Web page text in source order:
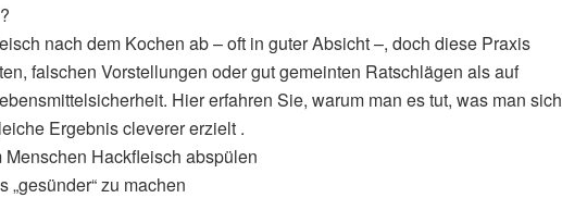
nach dem Kochen ab – oft in guter Absicht –, doch diese Praxis
falschen Vorstellungen oder gut gemeinten Ratschlägen als auf
Hier erfahren Sie, warum man es tut, was man sich
Ergebnis cleverer erzielt .
Hackfleisch abspülen
„gesünder“ zu machen